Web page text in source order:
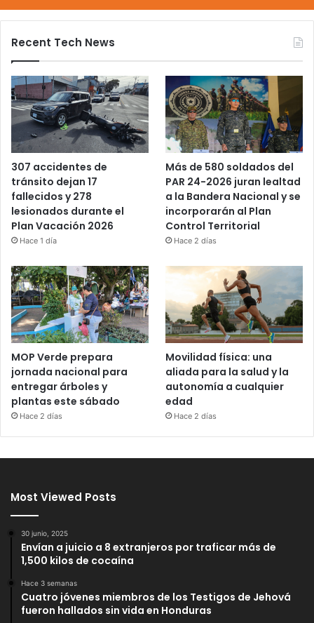
Recent Tech News
307 accidentes de
tránsito dejan 17
fallecidos y 278
lesionados durante el
Plan Vacación 2026
Hace 1 día
Más de 580 soldados del
PAR 24-2026 juran lealtad
a la Bandera Nacional y se
incorporarán al Plan
Control Territorial
Hace 2 días
MOP Verde prepara
jornada nacional para
entregar árboles y
plantas este sábado
Hace 2 días
Movilidad física: una
aliada para la salud y la
autonomía a cualquier
edad
Hace 2 días
Most Viewed Posts
30 junio, 2025
Envían a juicio a 8 extranjeros por traficar más de
1,500 kilos de cocaína
Hace 3 semanas
Cuatro jóvenes miembros de los Testigos de Jehová
fueron hallados sin vida en Honduras